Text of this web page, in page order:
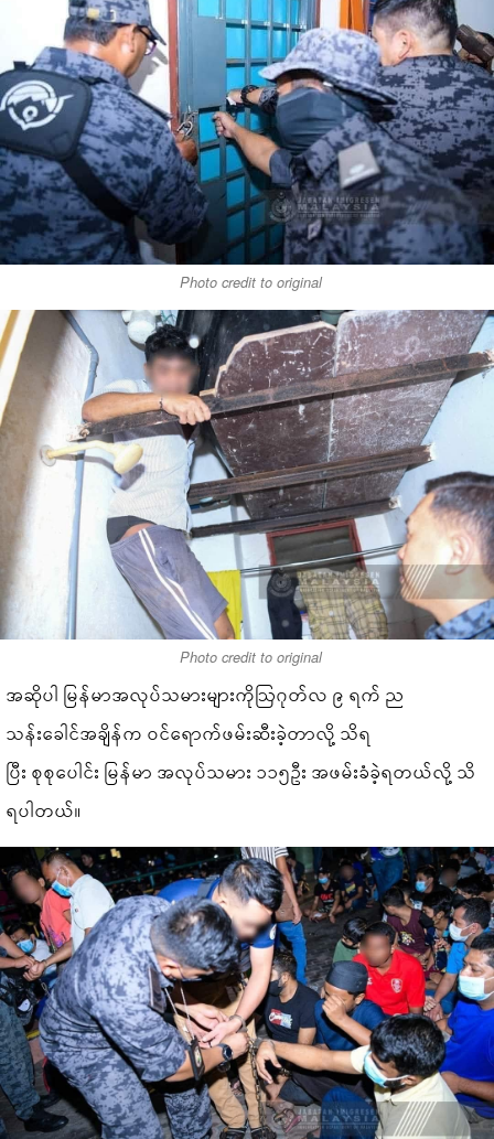
Photo credit to original
Photo credit to original
အဆိုပါ မြန်မာအလုပ်သမားများကိုဩဂုတ်လ ၉ ရက် ည
သန်းခေါင်အချိန်က ဝင်ရောက်ဖမ်းဆီးခဲ့တာလို့ သိရ
ပြီး စုစုပေါင်း မြန်မာ အလုပ်သမား ၁၁၅ဦး အဖမ်းခံခဲ့ရတယ်လို့ သိ
ရပါတယ်။